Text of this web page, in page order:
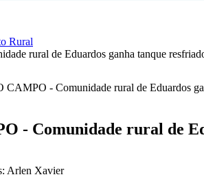
Rural
rural de Eduardos ganha tanque
- Comunidade rural de
Arlen Xavier